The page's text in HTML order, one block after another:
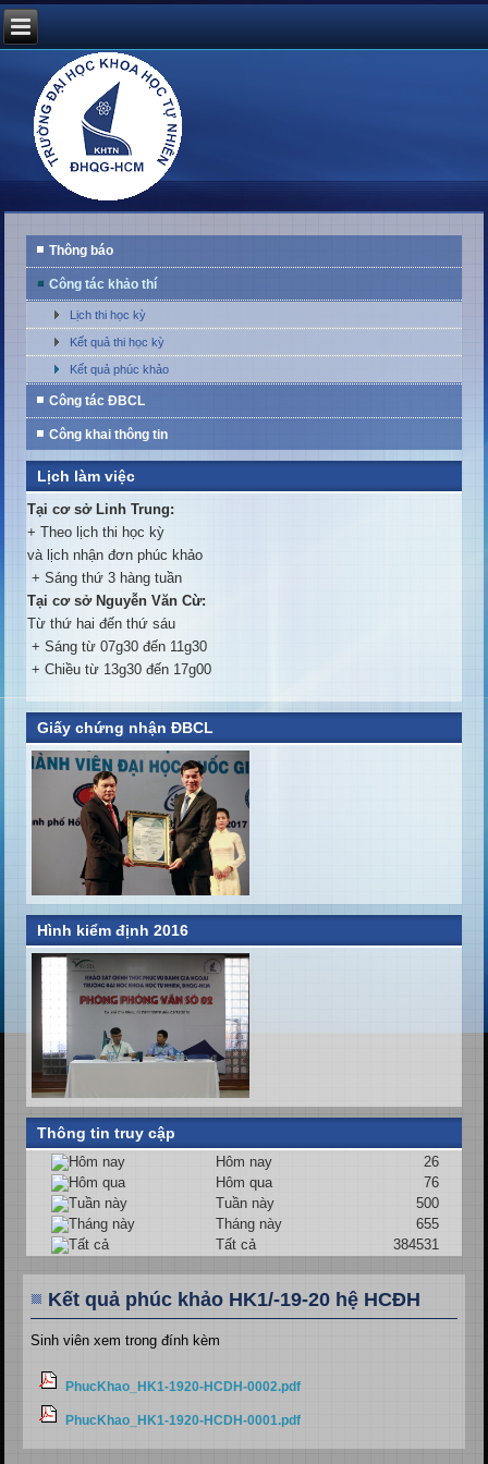
Thông báo
Công tác khảo thí
Lịch thi học kỳ
Kết quả thi học kỳ
Kết quả phúc khảo
Công tác ĐBCL
Công khai thông tin
Lịch làm việc
Tại cơ sở Linh Trung:
+ Theo lịch thi học kỳ
và lịch nhận đơn phúc khảo
+ Sáng thứ 3 hàng tuần
Tại cơ sở Nguyễn Văn Cừ:
Từ thứ hai đến thứ sáu
+ Sáng từ 07g30 đến 11g30
+ Chiều từ 13g30 đến 17g00
Giấy chứng nhận ĐBCL
Hình kiểm định 2016
Thông tin truy cập
Hôm nay
26
Hôm qua
76
Tuần này
500
Tháng này
655
Tất cả
384531
Kết quả phúc khảo HK1/-19-20 hệ HCĐH
Sinh viên xem trong đính kèm
PhucKhao_HK1-1920-HCDH-0002.pdf
PhucKhao_HK1-1920-HCDH-0001.pdf